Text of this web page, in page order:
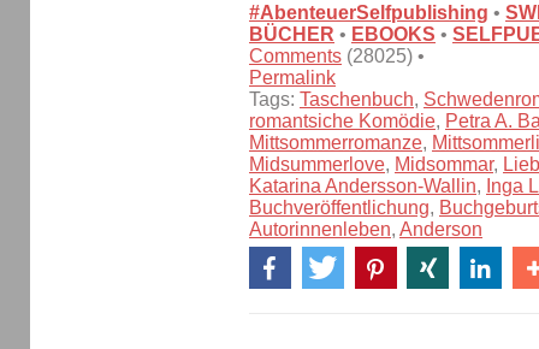
#AbenteuerSelfpublishing •
BÜCHER • EBOOKS •
Comments (28025) •
Permalink
Tags: Taschenbuch,
romantsiche Komödie, Petra A.
Mittsommerromanze,
Midsummerlove, Midsommar,
Katarina Andersson-Wallin, Inga
Buchveröffentlichung,
Autorinnenleben, Anderson